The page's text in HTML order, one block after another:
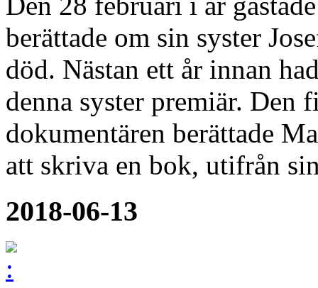
berättade om sin syster
död. Nästan ett år innan
denna syster premiär. Den
dokumentären berättade
att skriva en bok, utifrån
2018-06-13